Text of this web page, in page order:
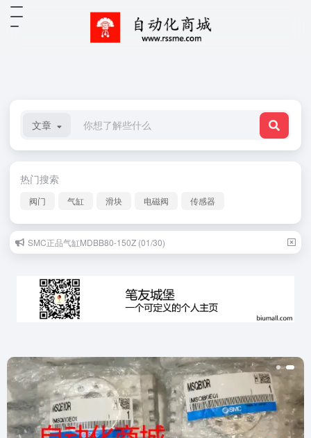
文章
热门搜索
阀门 气缸 滑块 电磁阀 传感器
SMC正品气缸MDBB80-150Z (01/30)